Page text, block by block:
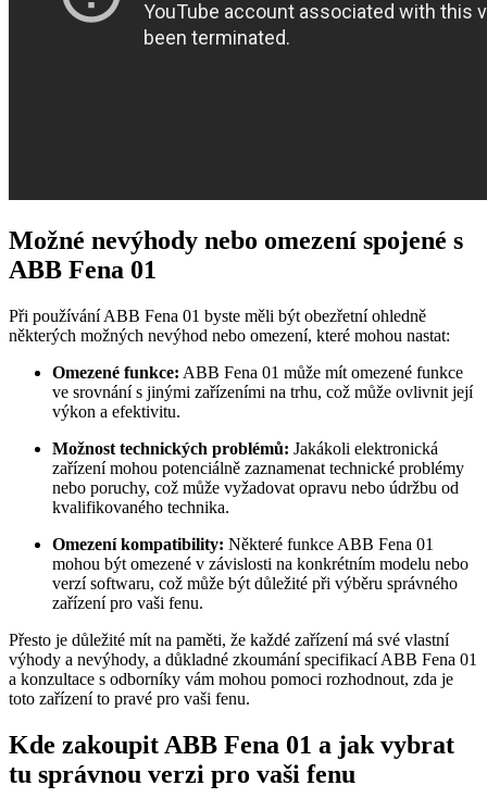
Možné nevýhody nebo omezení spojené s
ABB Fena 01
Při používání ABB Fena 01 byste měli být obezřetní ohledně
některých možných nevýhod nebo omezení, které mohou nastat:
Omezené funkce: ABB Fena 01 může mít omezené funkce
ve srovnání s jinými zařízeními na trhu, což může ovlivnit její
výkon a efektivitu.
Možnost technických problémů: Jakákoli elektronická
zařízení mohou potenciálně zaznamenat technické problémy
nebo poruchy, což může vyžadovat opravu nebo údržbu od
kvalifikovaného technika.
Omezení kompatibility: Některé funkce ABB Fena 01
mohou být omezené v závislosti na konkrétním modelu nebo
verzí softwaru, což může být důležité při výběru správného
zařízení pro vaši fenu.
Přesto je důležité mít na paměti, že každé zařízení má své vlastní
výhody a nevýhody, a důkladné zkoumání specifikací ABB Fena 01
a konzultace s odborníky vám mohou pomoci rozhodnout, zda je
toto zařízení to pravé pro vaši fenu.
Kde zakoupit ABB Fena 01 a jak vybrat
tu správnou verzi pro vaši fenu